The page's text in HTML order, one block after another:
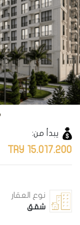
يبدأ من:
15.017.200 TRY
نوع العقار
شقق